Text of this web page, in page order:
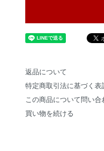
返品について
特定商取引法に基づく表
この商品について問い合
買い物を続ける